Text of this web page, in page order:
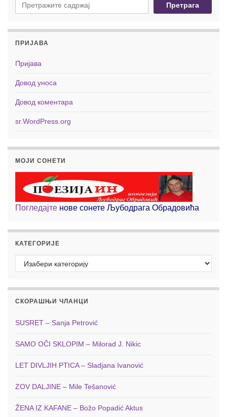
Претрага
ПРИЈАВА
Пријава
Довод уноса
Довод коментара
sr.WordPress.org
МОЈИ СОНЕТИ
Погледајте нове сонете Љубодрага Обрадовића
КАТЕГОРИЈЕ
Категорије
СКОРАШЊИ ЧЛАНЦИ
SUSRET – Sanja Petrović
SAMO OČI SKLOPIM – Milorad J. Nikic
LET DIVLJIH PTICA – Sladjana Ivanović
ZOV DALJINE – Mile Tešanović
ŽENA IZ KAFANE – Božo Popadić Aktus